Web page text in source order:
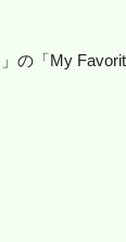
の「My